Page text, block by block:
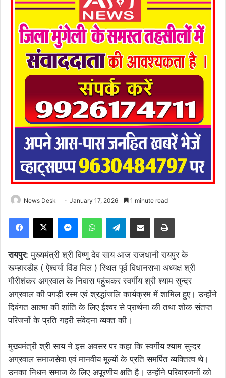
News Desk January 17, 2026 1 minute read
Facebook
X MessengerWhatsAppTelegramShare via Email Print
रायपुर: मुख्यमंत्री श्री विष्णु देव साय आज राजधानी रायपुर के
खम्हारडीह ( ऐश्वर्या विंड मिल ) स्थित पूर्व विधानसभा अध्यक्ष श्री
गौरीशंकर अग्रवाल के निवास पहुंचकर स्वर्गीय श्री श्याम सुन्दर
अग्रवाल की पगड़ी रस्म एवं श्रद्धांजलि कार्यक्रम में शामिल हुए। उन्होंने
दिवंगत आत्मा की शांति के लिए ईश्वर से प्रार्थना की तथा शोक संतप्त
परिजनों के प्रति गहरी संवेदना व्यक्त की।
मुख्यमंत्री श्री साय ने इस अवसर पर कहा कि स्वर्गीय श्याम सुन्दर
अग्रवाल समाजसेवा एवं मानवीय मूल्यों के प्रति समर्पित व्यक्तित्व थे।
उनका निधन समाज के लिए अपूरणीय क्षति है। उन्होंने परिवारजनों को